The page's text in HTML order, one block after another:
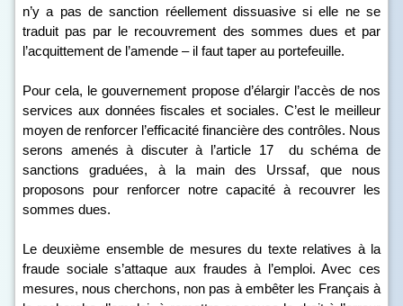
n’y a pas de sanction réellement dissuasive si elle ne se
traduit pas par le recouvrement des sommes dues et par
l’acquittement de l’amende – il faut taper au portefeuille.
Pour cela, le gouvernement propose d’élargir l’accès de nos
services aux données fiscales et sociales. C’est le meilleur
moyen de renforcer l’efficacité financière des contrôles. Nous
serons amenés à discuter à l’article 17 du schéma de
sanctions graduées, à la main des Urssaf, que nous
proposons pour renforcer notre capacité à recouvrer les
sommes dues.
Le deuxième ensemble de mesures du texte relatives à la
fraude sociale s’attaque aux fraudes à l’emploi. Avec ces
mesures, nous cherchons, non pas à embêter les Français à